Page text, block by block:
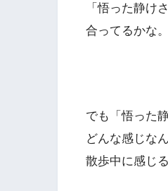
「悟った静け
合ってるかな。
でも「悟った
どんな感じな
散歩中に感じ